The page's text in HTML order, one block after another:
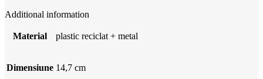
Additional information
Material plastic reciclat + metal
Dimensiune 14,7 cm